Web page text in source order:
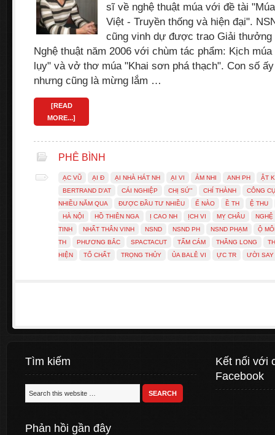
sĩ về nghệ thuật múa với đề tài
Việt - Truyền thống và hiện đại".
cũng vinh dự được trao Giải
Nghệ thuật năm 2006 với chùm tác phẩm: Kịch
lụy" và vở thơ múa "Khai sơn phá thạch". Con số
nhưng cũng là mừng lắm …
[READ
MORE...]
PHÊ BÌNH
ẠC VŨ ẠI Đ ẠI NHÀ HÁT NH ẠI VI ẢM NHI ANH PH
ẬT
BERTRAND D'AT
CÁI NGHIỆP CHỊ SỨ" CHÍ THÀNH
CÔNG CỤ
NHIỀU NĂM QUA
ĐƯỢC ĐẦU TƯ NHIỀU Ế NÀO Ề TH
Ệ THU
HÀ NỘI
HỒ THIÊN NGA Ị CAO NH ỊCH VI MỴ CHÂU
NGHỆ
TINH
NHẤT THÂN VINH NSND NSND PH NSND PHẠM
Ộ
TH
PHƯƠNG BẮC SPACTACUT TẤM CÁM THĂNG LONG
HIỆN
TỐ CHẤT TRỌNG THỦY ỦA BALÊ VI ỰC TR ƯỜI
Tìm kiếm
Phản hồi gần đây
Kết nối với
Facebook